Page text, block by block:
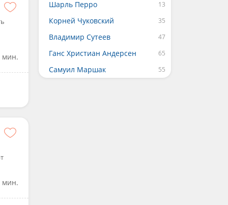
мин.
мин.
Шарль Перро
Корней Чуковский
Владимир Сутеев
Ганс Христиан Андерсен
Самуил Маршак